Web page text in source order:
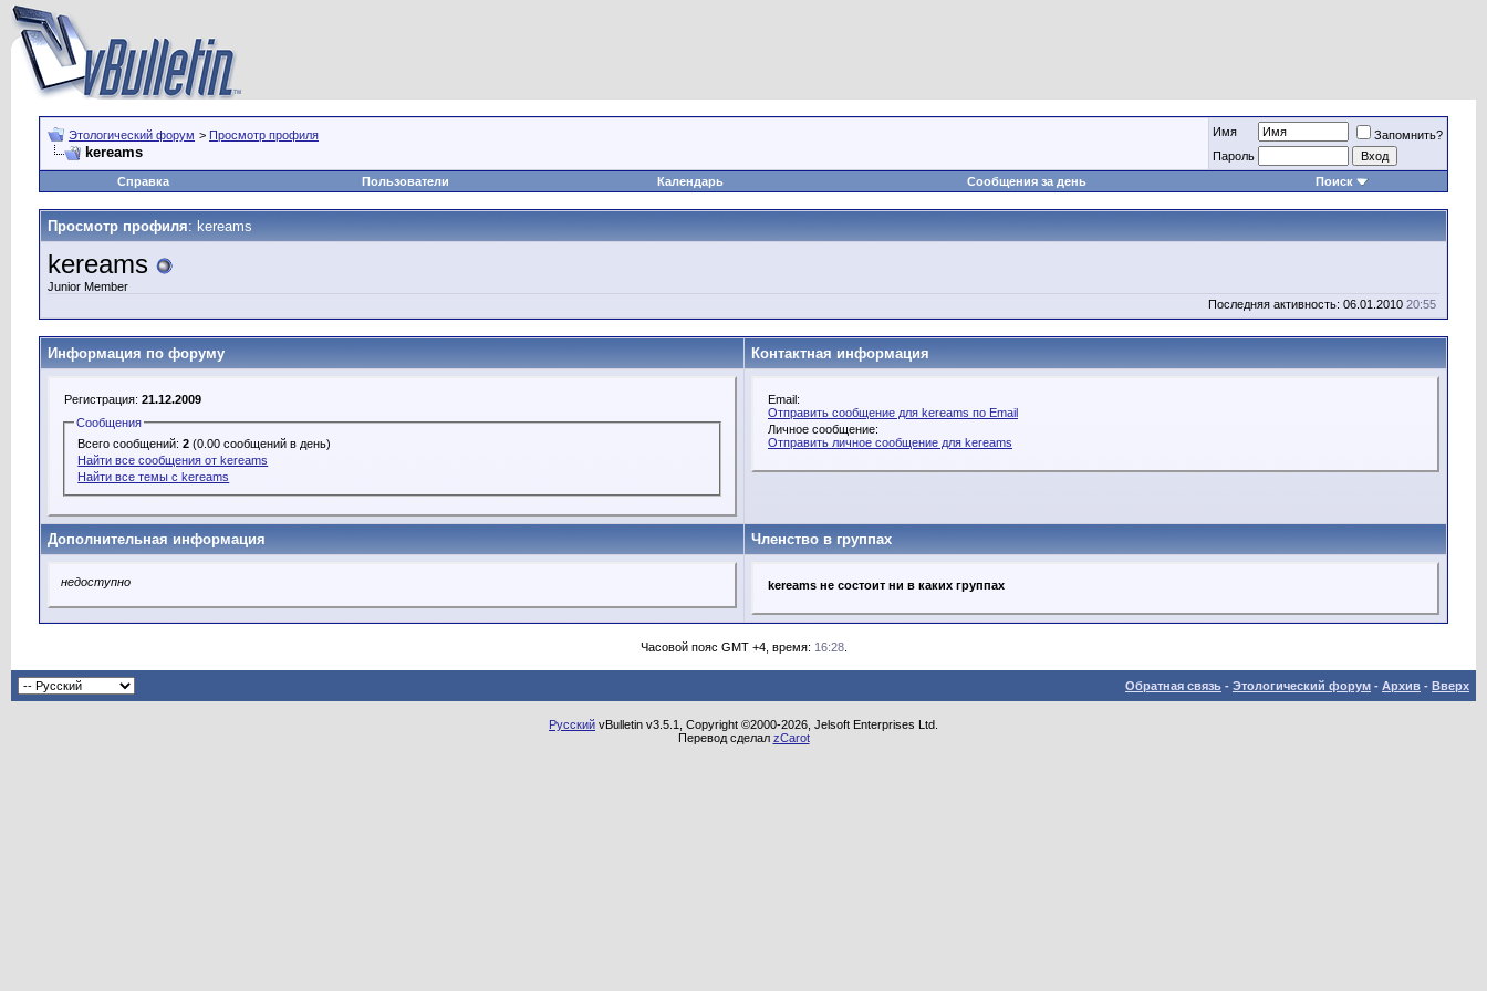
Этологический форум > Просмотр профиля
kereams
Имя
Запомнить?
Пароль
Справка
Пользователи Календарь Сообщения за день Поиск
Просмотр профиля: kereams
kereams
Junior Member
Последняя активность: 06.01.2010 20:55
Информация по форуму Контактная информация
Регистрация: 21.12.2009
Сообщения
Всего сообщений:2 (0.00 сообщений в день)
Найти все сообщения от kereams
Найти все темы с kereams
Email:
Отправить сообщение для kereams по Email
Личное сообщение:
Отправить личное сообщение для kereams
Дополнительная информация Членство в группах
недоступно kereams не состоит ни в каких группах
Часовой пояс GMT +4, время: 16:28.
Обратная связь - Этологический форум - Архив - Вверх
Русский vBulletin v3.5.1, Copyright ©2000-2026, Jelsoft Enterprises Ltd.
Перевод сделал zCarot